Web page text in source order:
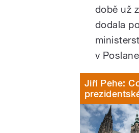
době už
dodala
v
Jiří Pehe: